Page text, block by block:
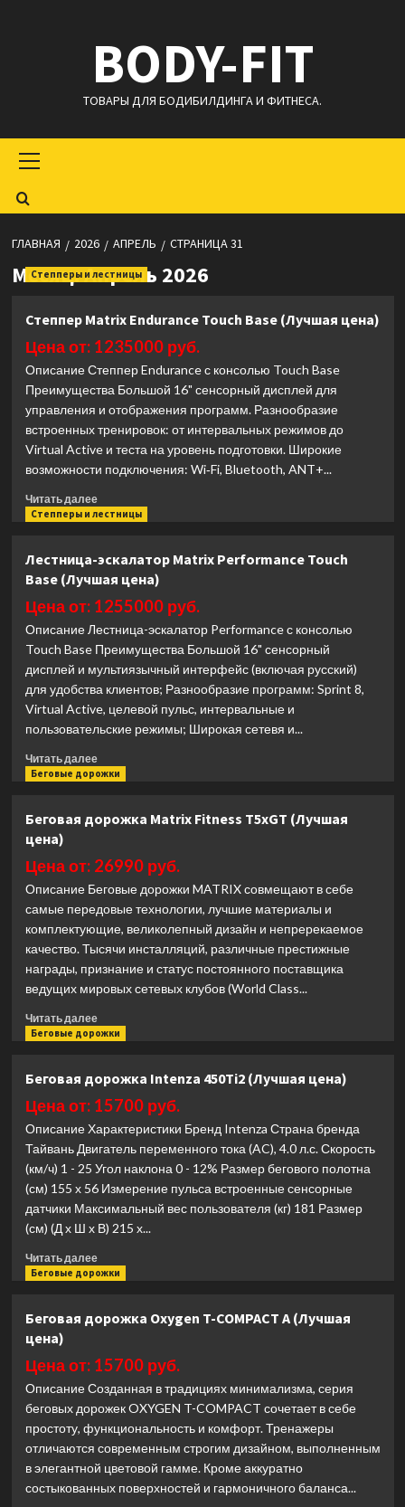
BODY-FIT
ТОВАРЫ ДЛЯ БОДИБИЛДИНГА И ФИТНЕСА.
меню
ГЛАВНАЯ 2026 АПРЕЛЬ СТРАНИЦА 31
Месяц:Апрель 2026
Степперы и лестницы
Степпер Matrix Endurance Touch Base (Лучшая цена)
Цена от: 1235000 руб.
Описание Степпер Endurance с консолью Touch Base
Преимущества Большой 16" сенсорный дисплей для
управления и отображения программ. Разнообразие
встроенных тренировок: от интервальных режимов до
Virtual Active и теста на уровень подготовки. Широкие
возможности подключения: Wi‑Fi, Bluetooth, ANT+...
Читать далееПрочитать
больше
Matrix
Endurance
Touch
Base
(Лучшая
цена)
Степперы и лестницы
Лестница-эскалатор Matrix Performance Touch
Base (Лучшая цена)
Цена от: 1255000 руб.
Описание Лестница-эскалатор Performance с консолью
Touch Base Преимущества Большой 16" сенсорный
дисплей и мультиязычный интерфейс (включая русский)
для удобства клиентов; Разнообразие программ: Sprint 8,
Virtual Active, целевой пульс, интервальные и
пользовательские режимы; Широкая сетевя и...
Читать далееПрочитать
больше
эскалатор
Performance
Touch
Base
(Лучшая
цена)
Беговые дорожки
Беговая дорожка Matrix Fitness T5xGT (Лучшая
цена)
Цена от: 26990 руб.
Описание Беговые дорожки MATRIX совмещают в себе
самые передовые технологии, лучшие материалы и
комплектующие, великолепный дизайн и непререкаемое
качество. Тысячи инсталляций, различные престижные
награды, признание и статус постоянного поставщика
ведущих мировых сетевых клубов (World Class...
Читать далееПрочитать
больше
дорожка
Matrix
T5xGT
(Лучшая
цена)
Беговые дорожки
Беговая дорожка Intenza 450Ti2 (Лучшая цена)
Цена от: 15700 руб.
Описание Характеристики Бренд Intenza Страна бренда
Тайвань Двигатель переменного тока (AC), 4.0 л.с. Скорость
(км/ч) 1 - 25 Угол наклона 0 - 12% Размер бегового полотна
(см) 155 х 56 Измерение пульса встроенные сенсорные
датчики Максимальный вес пользователя (кг) 181 Размер
(см) (Д х Ш х В) 215 х...
Читать далееПрочитать
больше
дорожка
450Ti2
(Лучшая
цена)
Беговые дорожки
Беговая дорожка Oxygen T-COMPACT A (Лучшая
цена)
Цена от: 15700 руб.
Описание Созданная в традициях минимализма, серия
беговых дорожек OXYGEN T-COMPACT сочетает в себе
простоту, функциональность и комфорт. Тренажеры
отличаются современным строгим дизайном, выполненным
в элегантной цветовой гамме. Кроме аккуратно
состыкованных поверхностей и гармоничного баланса...